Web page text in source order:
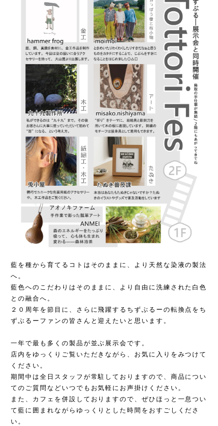
藍を種から育てるコトはそのままに、より天然な染液の製法
へ。
藍色へのこだわりはそのままに、より自由に洗練された白色
との融合へ。
２０周年を節目に、さらに飛躍するちずぶるーの転換点をち
ずぶるーファンの皆さんと迎えたいと思います。
一年で最も多くの製品が並ぶ展示会です。
店内をゆっくりご覧いただきながら、お気に入りをみつけて
ください。
期間中は全日スタッフが常駐しておりますので、商品につい
てのご質問などいつでもお気軽にお声掛けください。
また、カフェを併設しておりますので、ぜひほっと一息つい
て藍に囲まれながらゆっくりとした時間をおすごしくださ
い。